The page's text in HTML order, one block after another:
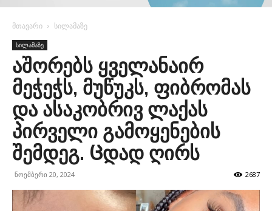
მთავარი სილამაზე
სილამაზე
აშორებს ყველანაირ
მეჭეჭს, მუწუკს, ფიბრომას
და ასაკობრივ ლაქას
პირველი გამოყენების
შემდეგ. Ცდად ღირს
ნოემბერი 20, 2024 2687